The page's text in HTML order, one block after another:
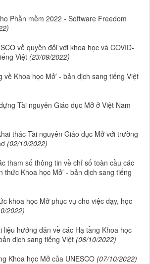
Phần mềm 2022 - Software Freedom
về quyền đối với khoa học và COVID-
Việt (23/09/2022)
về Khoa học Mở’ - bản dịch sang tiếng Việt
Tài nguyên Giáo dục Mở ở Việt Nam
thác Tài nguyên Giáo dục Mở với trường
(02/10/2022)
tham số thông tin về chỉ số toàn cầu các
thức Khoa học Mở’ - bản dịch sang tiếng
khoa học Mở phục vụ cho việc dạy, học
2022)
liệu hướng dẫn về các Hạ tầng Khoa học
dịch sang tiếng Việt (06/10/2022)
Khoa học Mở của UNESCO (07/10/2022)